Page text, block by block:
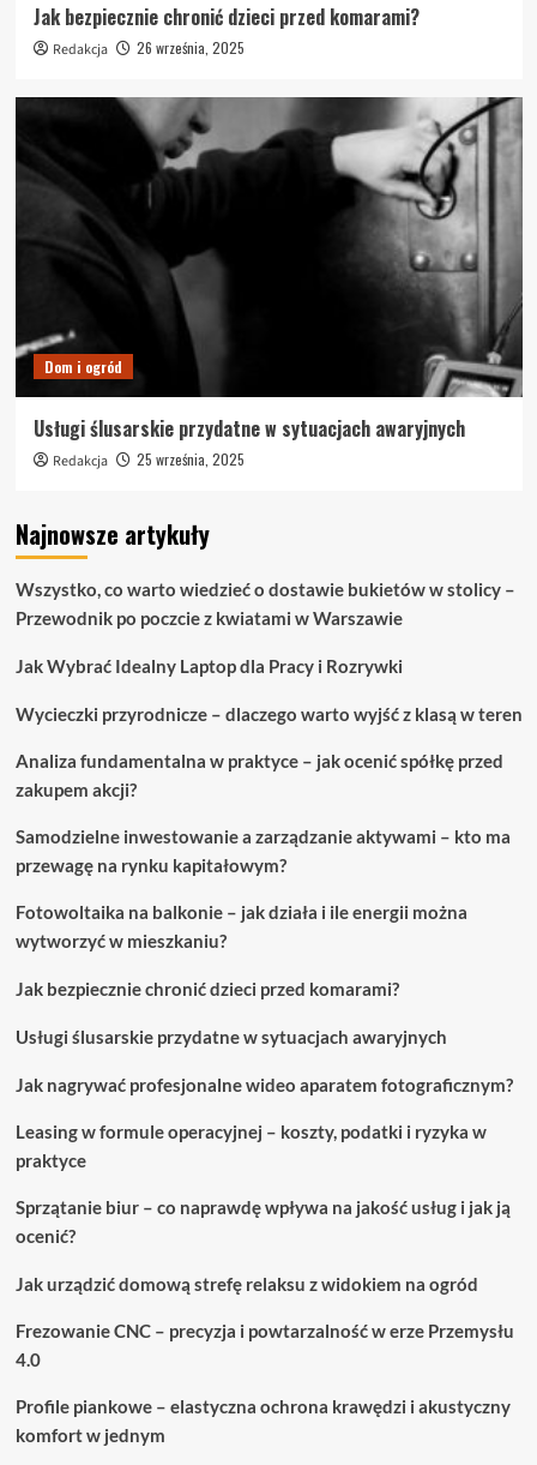
Jak bezpiecznie chronić dzieci przed komarami?
Redakcja 26 września, 2025
Dom i ogród
Usługi ślusarskie przydatne w sytuacjach awaryjnych
Redakcja 25 września, 2025
Najnowsze artykuły
Wszystko, co warto wiedzieć o dostawie bukietów w stolicy –
Przewodnik po poczcie z kwiatami w Warszawie
Jak Wybrać Idealny Laptop dla Pracy i Rozrywki
Wycieczki przyrodnicze – dlaczego warto wyjść z klasą w teren
Analiza fundamentalna w praktyce – jak ocenić spółkę przed
zakupem akcji?
Samodzielne inwestowanie a zarządzanie aktywami – kto ma
przewagę na rynku kapitałowym?
Fotowoltaika na balkonie – jak działa i ile energii można
wytworzyć w mieszkaniu?
Jak bezpiecznie chronić dzieci przed komarami?
Usługi ślusarskie przydatne w sytuacjach awaryjnych
Jak nagrywać profesjonalne wideo aparatem fotograficznym?
Leasing w formule operacyjnej – koszty, podatki i ryzyka w
praktyce
Sprzątanie biur – co naprawdę wpływa na jakość usług i jak ją
ocenić?
Jak urządzić domową strefę relaksu z widokiem na ogród
Frezowanie CNC – precyzja i powtarzalność w erze Przemysłu
4.0
Profile piankowe – elastyczna ochrona krawędzi i akustyczny
komfort w jednym